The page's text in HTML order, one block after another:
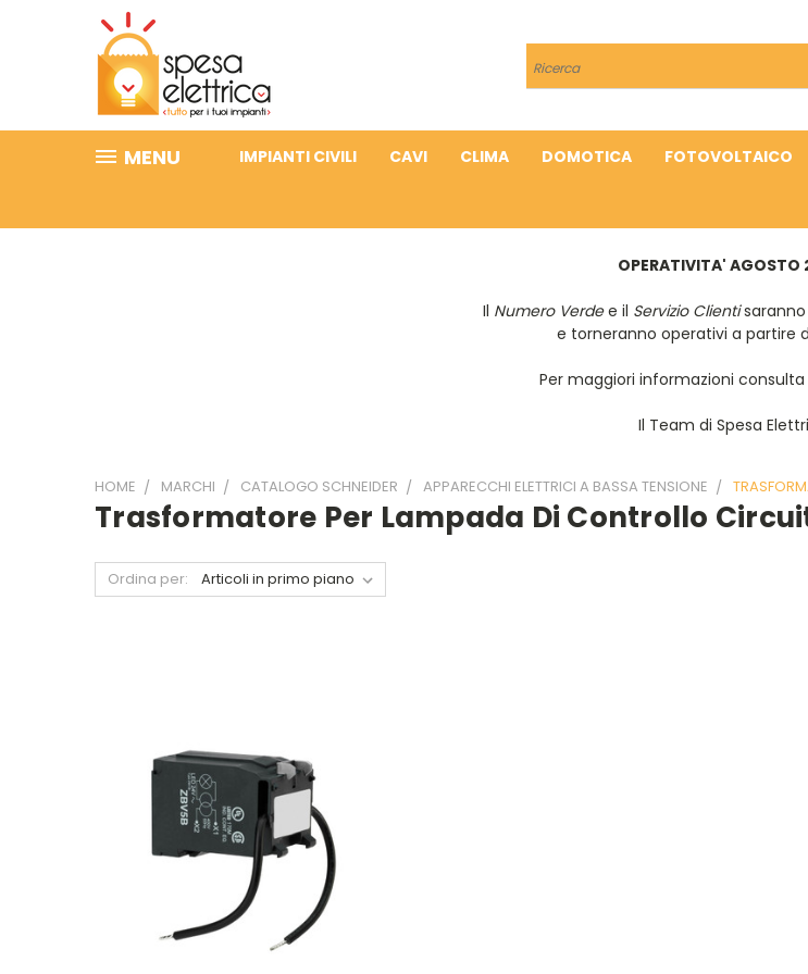
Cerca
MENU IMPIANTI CIVILI CAVI CLIMA DOMOTICA FOTOVOLTAICO
OPERATIVITA' AGOSTO
Il Numero Verdee il Servizio Clienti
e torneranno operativi a partire
Per maggiori informazioni consulta
Il Team di Spesa
HOME MARCHI CATALOGO SCHNEIDER APPARECCHI ELETTRICI A BASSA TENSIONE
Trasformatore Per Lampada Di Controllo
Ordina per: